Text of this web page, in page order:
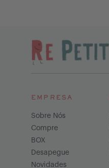
EMPRESA
Sobre Nós
Compre
BOX
Desapegue
Novidades